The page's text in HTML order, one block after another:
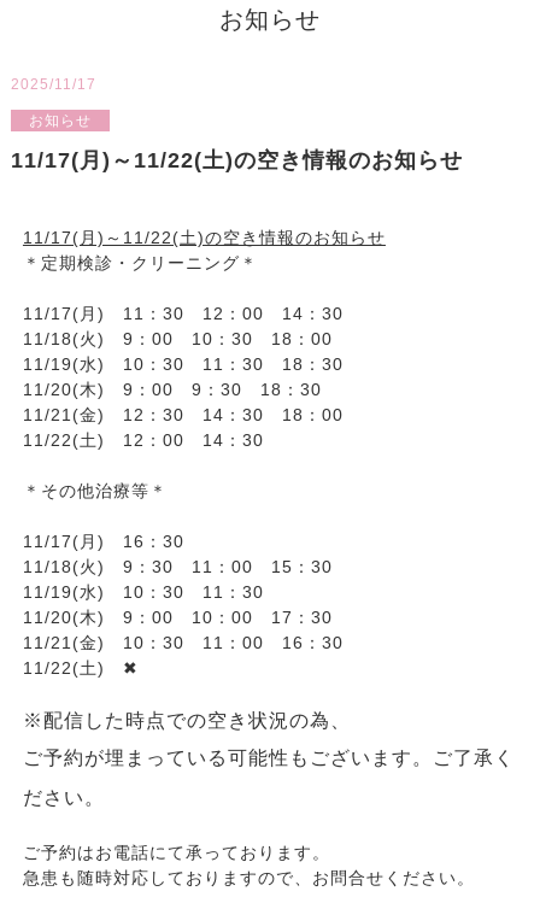
お知らせ
2025/11/17
お知らせ
11/17(月)～11/22(土)の空き情報のお知らせ
11/17(月)～11/22(土)の空き情報のお知らせ
＊定期検診・クリーニング＊
11/17(月) 11：30 12：00 14：30
11/18(火) 9：00 10：30 18：00
11/19(水) 10：30 11：30 18：30
11/20(木) 9：00 9：30 18：30
11/21(金) 12：30 14：30 18：00
11/22(土) 12：00 14：30
＊その他治療等＊
11/17(月) 16：30
11/18(火) 9：30 11：00 15：30
11/19(水) 10：30 11：30
11/20(木) 9：00 10：00 17：30
11/21(金) 10：30 11：00 16：30
11/22(土) ✖
※ 配信した時点での空き状況の為、
ご予約が埋まっている可能性もございます。ご了承く
ださい。
ご予約はお電話にて承っております。
急患も随時対応しておりますので、お問合せください。